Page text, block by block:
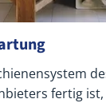
fertig